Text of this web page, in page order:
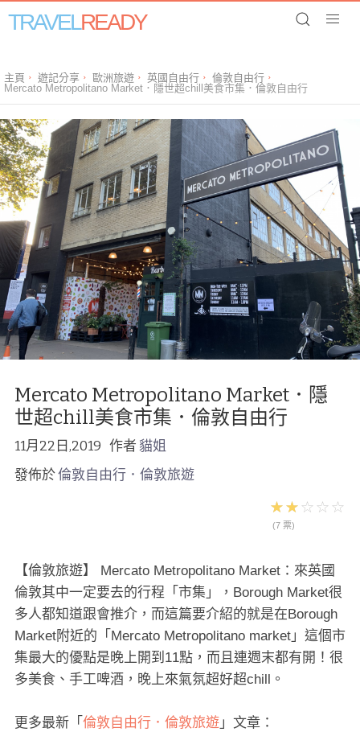
TRAVELREADY
主頁 遊記分享 歐洲旅遊 英國自由行
倫敦自由行
Mercato Metropolitano Market．隱世超chill美食市集．倫敦自由行
Mercato Metropolitano Market．隱
世超chill美食市集．倫敦自由行
11月22日,2019 作者貓姐
發佈於倫敦自由行．倫敦旅遊
(7 票)
【倫敦旅遊】 Mercato Metropolitano Market：來英國
倫敦其中一定要去的行程「市集」，Borough Market很
多人都知道跟會推介，而這篇要介紹的就是在Borough
Market附近的「Mercato Metropolitano market」這個市
集最大的優點是晚上開到11點，而且連週末都有開！很
多美食、手工啤酒，晚上來氣氛超好超chill。
更多最新「 倫敦自由行．倫敦旅遊 」文章：